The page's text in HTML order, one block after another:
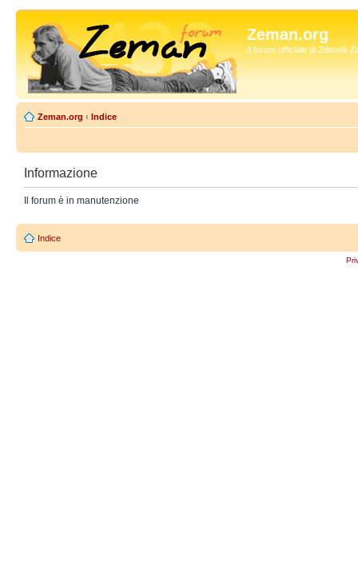
Zeman.org
Il forum ufficiale di Zdenek
Zeman.org ‹ Indice
Informazione
Il forum è in manutenzione
Indice